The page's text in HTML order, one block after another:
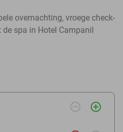
overnachting, vroege check-
spa in Hotel Campanil
remove_circle_outline add_circle_outline